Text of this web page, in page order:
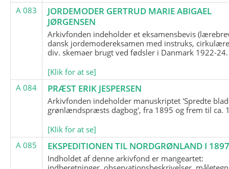
A 083
JORDEMODER GERTRUD MARIE ABIGAEL
JØRGENSEN
Arkivfonden indeholder et eksamensbevis
dansk jordemodereksamen med instruks,
div. skemaer brugt ved fødsler i Danmark 1922-24.
[Klik for at se]
A 084
PRÆST ERIK JESPERSEN
Arkivfonden indeholder manuskriptet 'Spredte
grønlændspræsts dagbog', fra 1895 og frem til ca.
[Klik for at se]
A 085
EKSPEDITIONEN TIL NORDGRØNLAND I
Indholdet af denne arkivfond er mangeartet: